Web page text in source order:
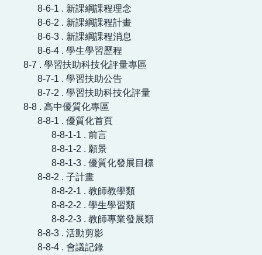
8-6-1 . 新課綱課程理念
8-6-2 . 新課綱課程計畫
8-6-3 . 新課綱課程消息
8-6-4 . 學生學習歷程
8-7 . 學習扶助科技化評量專區
8-7-1 . 學習扶助公告
8-7-2 . 學習扶助科技化評量
8-8 . 高中優質化專區
8-8-1 . 優質化首頁
8-8-1-1 . 前言
8-8-1-2 . 願景
8-8-1-3 . 優質化發展目標
8-8-2 . 子計畫
8-8-2-1 . 教師教學類
8-8-2-2 . 學生學習類
8-8-2-3 . 教師專業發展類
8-8-3 . 活動剪影
8-8-4 . 會議記錄